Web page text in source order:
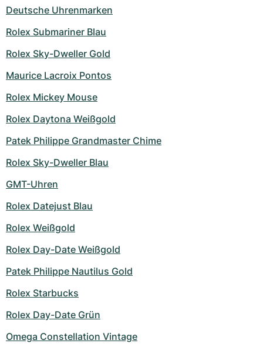
Deutsche Uhrenmarken
Rolex Submariner Blau
Rolex Sky-Dweller Gold
Maurice Lacroix Pontos
Rolex Mickey Mouse
Rolex Daytona Weißgold
Patek Philippe Grandmaster Chime
Rolex Sky-Dweller Blau
GMT-Uhren
Rolex Datejust Blau
Rolex Weißgold
Rolex Day-Date Weißgold
Patek Philippe Nautilus Gold
Rolex Starbucks
Rolex Day-Date Grün
Omega Constellation Vintage